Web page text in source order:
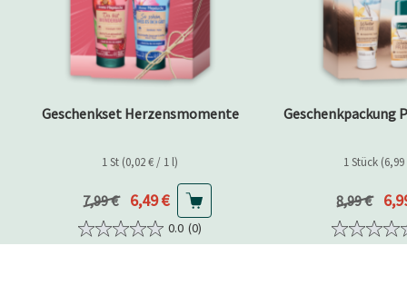
Geschenkset Herzensmomente
1 St (0,02 € / 1 l)
Vorheriger Preis
7,99 € Aktueller Preis
6,49 €
0.0 (0)
Geschenkpackung
1 Stück
Vorheriger
8,99 €